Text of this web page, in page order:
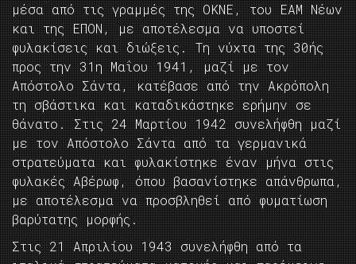
μέσα από τις γραμμές της ΟΚΝΕ, του ΕΑΜ Νέων
και της ΕΠΟΝ, με αποτέλεσμα να υποστεί
φυλακίσεις και διώξεις. Τη νύχτα της 30ής
προς την 31η Μαΐου 1941, μαζί με τον
Απόστολο Σάντα, κατέβασε από την Ακρόπολη
τη σβάστικα και καταδικάστηκε ερήμην σε
θάνατο. Στις 24 Μαρτίου 1942 συνελήφθη μαζί
με τον Απόστολο Σάντα από τα γερμανικά
στρατεύματα και φυλακίστηκε έναν μήνα στις
φυλακές Αβέρωφ, όπου βασανίστηκε απάνθρωπα,
με αποτέλεσμα να προσβληθεί από φυματίωση
βαρύτατης μορφής.
Στις 21 Απριλίου 1943 συνελήφθη από τα